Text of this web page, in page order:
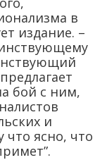
в
издание. –
бой с ним,
и
что ясно, что